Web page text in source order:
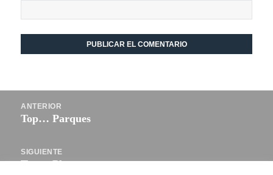
entradas
ANTERIOR
Entrada
Top… Parques
SIGUIENTE
Entrada
Top… Playas